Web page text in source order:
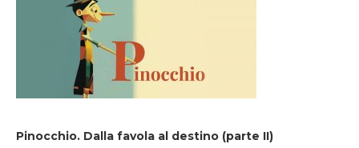
Pinocchio. Dalla favola al destino (parte II)